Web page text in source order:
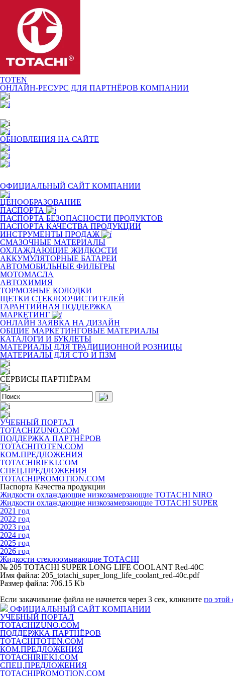
TOTEN
ОНЛАЙН-РЕСУРС ДЛЯ ПАРТНЁРОВ КОМПАНИИ
ОБНОВЛЕНИЯ НА САЙТЕ
ОФИЦИАЛЬНЫЙ САЙТ КОМПАНИИ
ЦЕНООБРАЗОВАНИЕ
ПАСПОРТА
ПАСПОРТА БЕЗОПАСНОСТИ ПРОДУКТОВ
ПАСПОРТА КАЧЕСТВА ПРОДУКЦИИ
ИНСТРУМЕНТЫ ПРОДАЖ
СМАЗОЧНЫЕ МАТЕРИАЛЫ
ОХЛАЖДАЮЩИЕ ЖИДКОСТИ
АККУМУЛЯТОРНЫЕ БАТАРЕИ
АВТОМОБИЛЬНЫЕ ФИЛЬТРЫ
МОТОМАСЛА
АВТОХИМИЯ
ТОРМОЗНЫЕ КОЛОДКИ
ЩЕТКИ СТЕКЛООЧИСТИТЕЛЕЙ
ГАРАНТИЙНАЯ ПОДДЕРЖКА
МАРКЕТИНГ
ОНЛАЙН ЗАЯВКА НА ДИЗАЙН
ОБЩИЕ МАРКЕТИНГОВЫЕ МАТЕРИАЛЫ
КАТАЛОГИ И БУКЛЕТЫ
МАТЕРИАЛЫ ДЛЯ ТРАДИЦИОННОЙ РОЗНИЦЫ
МАТЕРИАЛЫ ДЛЯ СТО И ПЗМ
СЕРВИСЫ ПАРТНЁРАМ
УЧЕБНЫЙ ПОРТАЛ
TOTACHIZUNO.COM
ПОДДЕРЖКА ПАРТНЁРОВ
TOTACHITOTEN.COM
КОМ.ПРЕДЛОЖЕНИЯ
TOTACHIRIEKI.COM
СПЕЦ.ПРЕДЛОЖЕНИЯ
TOTACHIPROMOTION.COM
Паспорта Качества продукции
Жидкости охлаждающие низкозамерзающие TOTACHI NIRO
Жидкости охлаждающие низкозамерзающие TOTACHI SUPER
2021 год
2022 год
2023 год
2024 год
2025 год
2026 год
Жидкости стеклоомывающие TOTACHI
№ 205 TOTACHI SUPER LONG LIFE COOLANT Red-40C
Имя файла: 205_totachi_super_long_life_coolant_red-40c.pdf
Размер файла: 706.15 Kb
Если закачивание файла не начнется через 3 сек, кликните по этой
ОФИЦИАЛЬНЫЙ САЙТ КОМПАНИИ
УЧЕБНЫЙ ПОРТАЛ
TOTACHIZUNO.COM
ПОДДЕРЖКА ПАРТНЁРОВ
TOTACHITOTEN.COM
КОМ.ПРЕДЛОЖЕНИЯ
TOTACHIRIEKI.COM
СПЕЦ.ПРЕДЛОЖЕНИЯ
TOTACHIPROMOTION.COM